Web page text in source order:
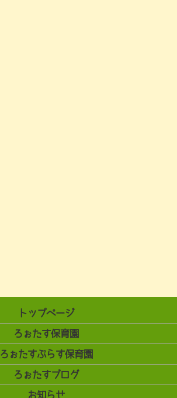
トップページ
ろぉたす保育園
ろぉたすぷらす保育園
ろぉたすブログ
お知らせ